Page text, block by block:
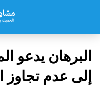
البرهان يدعو
إلى عدم تجاوز